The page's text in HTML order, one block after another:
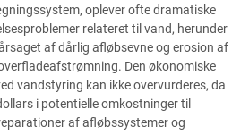
oplever ofte dramatiske
relateret til vand, herunder
af dårlig afløbsevne og erosion af
Den økonomiske
vandstyring kan ikke overvurderes, da
i potentielle omkostninger til
af afløbssystemer og